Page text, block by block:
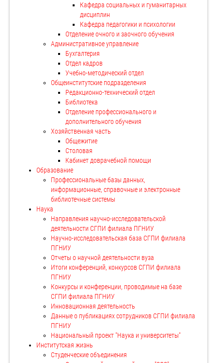
Кафедра социальных и гуманитарных
дисциплин
Кафедра педагогики и психологии
Отделение очного и заочного обучения
Административное управление
Бухгалтерия
Отдел кадров
Учебно-методический отдел
Общеинститутские подразделения
Редакционно-технический отдел
Библиотека
Отделение профессионального и
дополнительного обучения
Хозяйственная часть
Общежитие
Столовая
Кабинет доврачебной помощи
Образование
Профессиональные базы данных,
информационные, справочные и электронные
библиотечные системы
Наука
Направления научно-исследовательской
деятельности СГПИ филиала ПГНИУ
Научно-исследовательская база СГПИ филиала
ПГНИУ
Отчеты о научной деятельности вуза
Итоги конференций, конкурсов СГПИ филиала
ПГНИУ
Конкурсы и конференции, проводимые на базе
СГПИ филиала ПГНИУ
Инновационная деятельность
Данные о публикациях сотрудников СГПИ филиала
ПГНИУ
Национальный проект "Наука и университеты"
Институтская жизнь
Студенческие объединения